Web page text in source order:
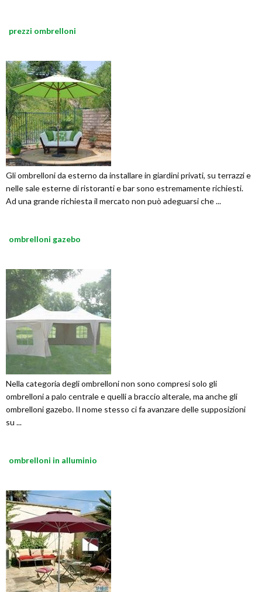
prezzi ombrelloni
Gli ombrelloni da esterno da installare in giardini privati, su terrazzi e
nelle sale esterne di ristoranti e bar sono estremamente richiesti.
Ad una grande richiesta il mercato non può adeguarsi che ...
ombrelloni gazebo
Nella categoria degli ombrelloni non sono compresi solo gli
ombrelloni a palo centrale e quelli a braccio alterale, ma anche gli
ombrelloni gazebo. Il nome stesso ci fa avanzare delle supposizioni
su ...
ombrelloni in alluminio